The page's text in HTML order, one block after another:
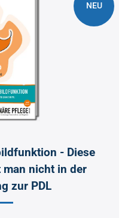
NEU
- Diese
nicht in der
zur PDL